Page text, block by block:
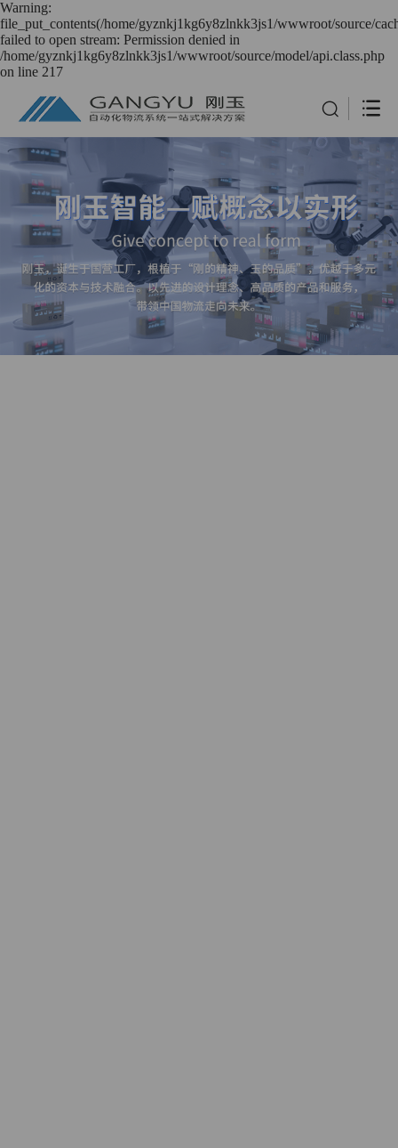
Warning:
file_put_contents(/home/gyznkj1kg6y8zlnkk3js1/wwwroot/source/
failed to open stream: Permission denied in
/home/gyznkj1kg6y8zlnkk3js1/wwwroot/source/model/api.class.php
on line 217